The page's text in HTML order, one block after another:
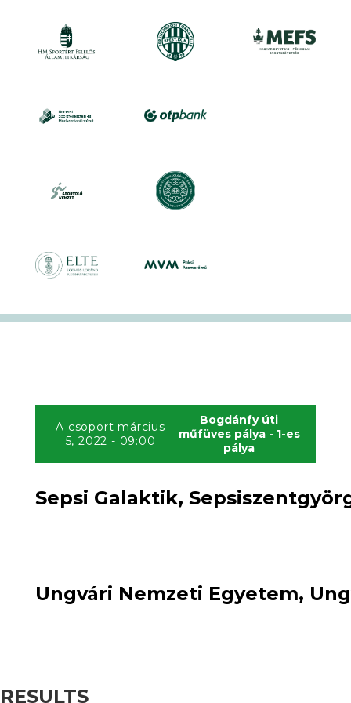
A csoport március
5, 2022 - 09:00
Bogdánfy úti
műfüves pálya - 1-es
pálya
Sepsi Galaktik,
Ungvári Nemzeti Egyetem,
RESULTS